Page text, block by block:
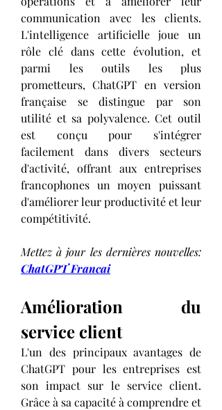
communication avec les clients.
L'intelligence artificielle joue un
rôle clé dans cette évolution, et
parmi les outils les plus
prometteurs, ChatGPT en version
française se distingue par son
utilité et sa polyvalence. Cet outil
est conçu pour s'intégrer
facilement dans divers secteurs
d'activité, offrant aux entreprises
francophones un moyen puissant
d'améliorer leur productivité et leur
compétitivité.
ChatGPT Francai
Amélioration du
service client
L'un des principaux avantages de
ChatGPT pour les entreprises est
son impact sur le service client.
Grâce à sa capacité à comprendre et